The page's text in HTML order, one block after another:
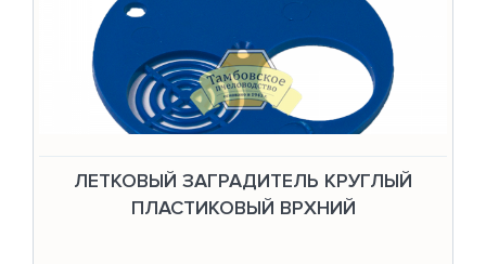
ЛЕТКОВЫЙ ЗАГРАДИТЕЛЬ КРУГЛЫЙ
ПЛАСТИКОВЫЙ ВРХНИЙ